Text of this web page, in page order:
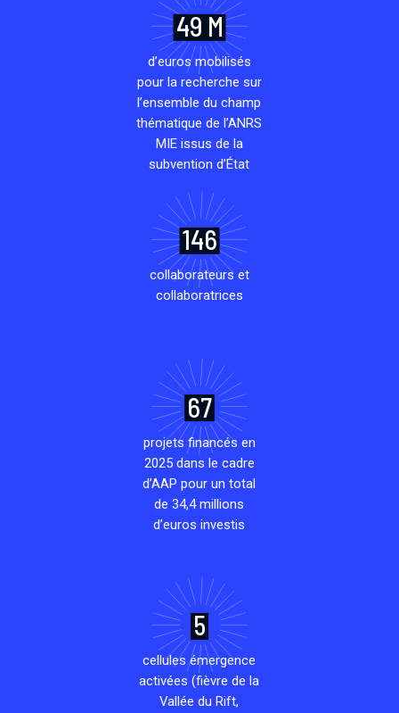
49 M
d’euros mobilisés
pour la recherche sur
l’ensemble du champ
thématique de l’ANRS
MIE issus de la
subvention d’État
146
collaborateurs et
collaboratrices
67
projets financés en
2025 dans le cadre
d’AAP pour un total
de 34,4 millions
d’euros investis
5
cellules émergence
activées (fièvre de la
Vallée du Rift,